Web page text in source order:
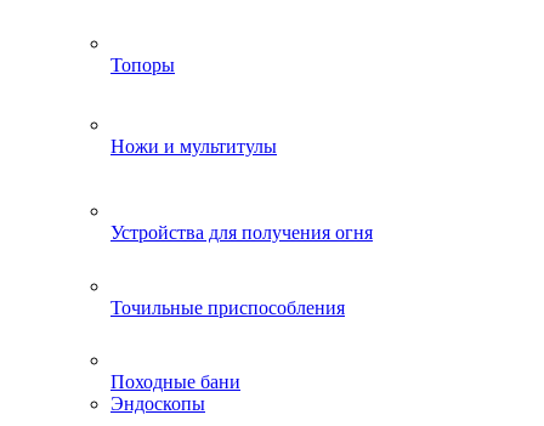
Топоры
Ножи и мультитулы
Устройства для получения огня
Точильные приспособления
Походные бани
Эндоскопы